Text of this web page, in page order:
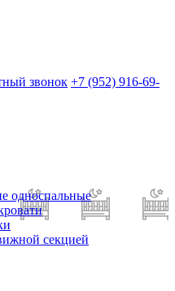
звонок +7 (952) 916-69-
односпальные
секцией